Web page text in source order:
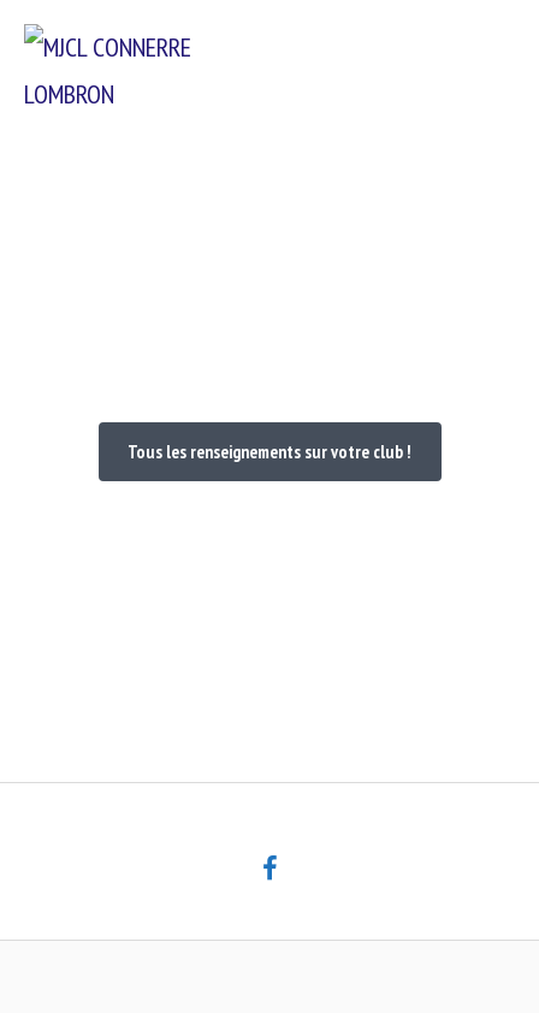
Passer
Tous les renseignements sur votre club !